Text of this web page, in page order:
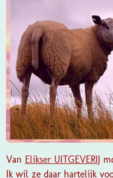
Van Elikser UITGEVERIJ
Ik wil ze daar hartelijk